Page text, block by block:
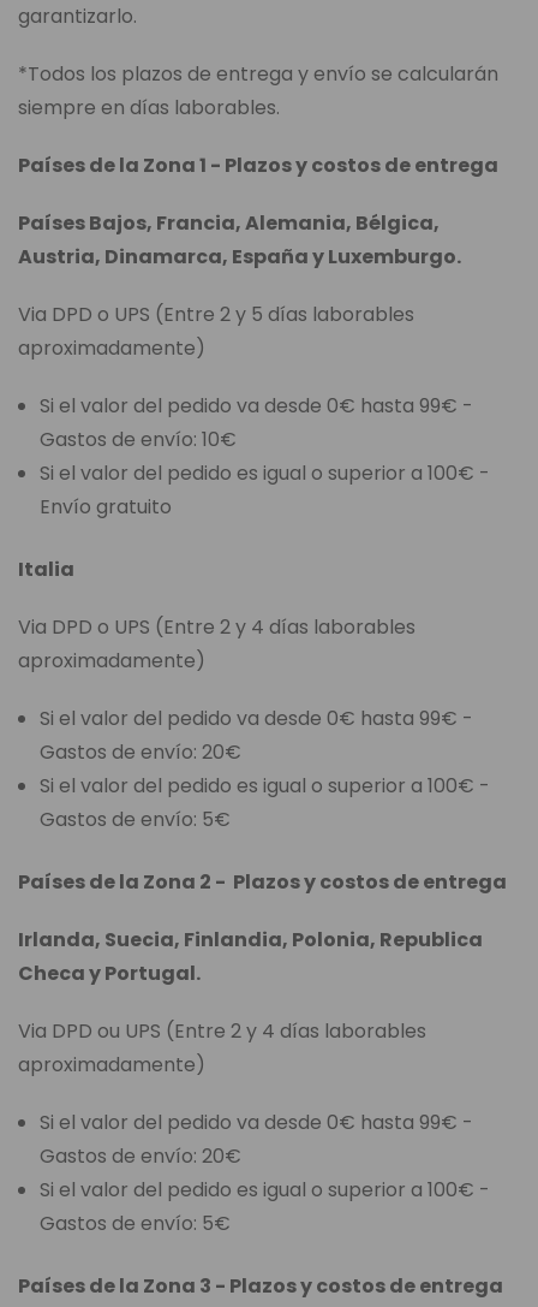
garantizarlo.
*Todos los plazos de entrega y envío se calcularán
siempre en días laborables.
Países de la Zona 1 - Plazos y costos de entrega
Países Bajos, Francia, Alemania, Bélgica,
Austria, Dinamarca, España y Luxemburgo.
Via DPD o UPS (Entre 2 y 5 días laborables
aproximadamente)
Si el valor del pedido va desde 0€ hasta 99€ -
Gastos de envío: 10€
Si el valor del pedido es igual o superior a 100€ -
Envío gratuito
Italia
Via DPD o UPS (Entre 2 y 4 días laborables
aproximadamente)
Si el valor del pedido va desde 0€ hasta 99€ -
Gastos de envío: 20€
Si el valor del pedido es igual o superior a 100€ -
Gastos de envío: 5€
Países de la Zona 2 - Plazos y costos de entrega
Irlanda, Suecia, Finlandia, Polonia, Republica
Checa y Portugal.
Via DPD ou UPS (Entre 2 y 4 días laborables
aproximadamente)
Si el valor del pedido va desde 0€ hasta 99€ -
Gastos de envío: 20€
Si el valor del pedido es igual o superior a 100€ -
Gastos de envío: 5€
Países de la Zona 3 - Plazos y costos de entrega